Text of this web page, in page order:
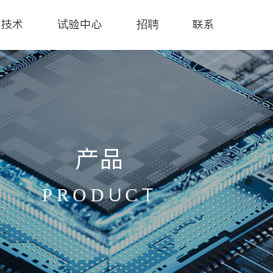
技术 试验中心 招聘 联系
产品
PRODUCT